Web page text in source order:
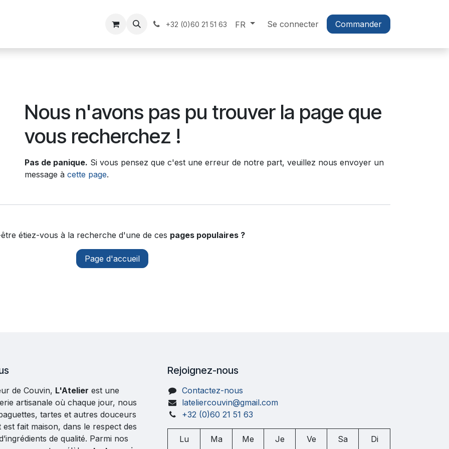
Postulez +32 (0)60 21 51 63 FR Se connecter Commander
Erreur 404
Nous n'avons pas pu trouver la page que
vous recherchez !
Pas de panique. Si vous pensez que c'est une erreur de notre part, veuillez nous envoyer un
message à cette page.
étiez-vous à la recherche d'une de ces pages populaires ?
Page d'accueil
de Couvin, L'Atelier est une
artisanale où chaque jour, nous
tartes et autres douceurs
fait maison, dans le respect des
de qualité. Parmi nos
Rejoignez-nous
Contactez-nous
lateliercouvin@gmail.com
+32 (0)60 21 51 63
Lu Ma Me Je Ve Sa Di